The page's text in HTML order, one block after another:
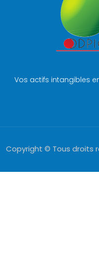
Vos actifs intangibles
Copyright © Tous droits